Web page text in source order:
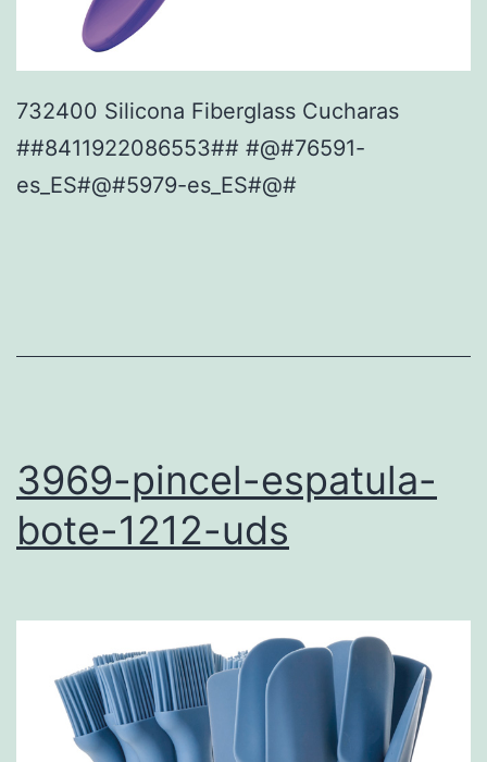
732400 Silicona Fiberglass Cucharas
##8411922086553## #@#76591-
es_ES#@#5979-es_ES#@#
3969-pincel-espatula-
bote-1212-uds